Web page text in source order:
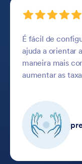
É fácil de
ajuda a orientar
maneira mais
aumentar as